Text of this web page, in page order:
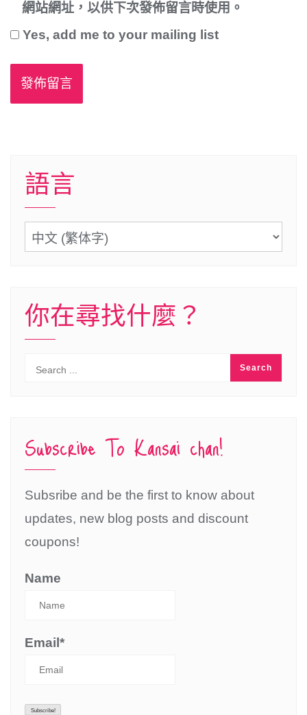
網站網址，以供下次發佈留言時使用。
Yes, add me to your mailing list
語言
語
言
你在尋找什麼？
Subscribe To Kansai chan!
Subsribe and be the first to know about
updates, new blog posts and discount
coupons!
Name
Email*